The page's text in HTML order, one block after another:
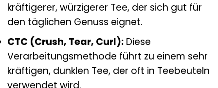
kräftigerer, würzigerer Tee, der sich gut für
den täglichen Genuss eignet.
CTC (Crush, Tear, Curl): Diese
Verarbeitungsmethode führt zu einem sehr
kräftigen, dunklen Tee, der oft in Teebeuteln
verwendet wird.